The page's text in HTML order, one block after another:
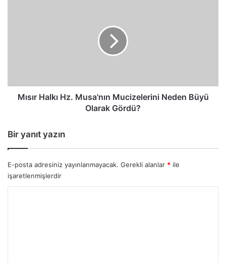
Gördü?
Mısır Halkı Hz. Musa'nın Mucizelerini Neden Büyü
Olarak Gördü?
Bir yanıt yazın
E-posta adresiniz yayınlanmayacak. Gerekli alanlar * ile
işaretlenmişlerdir